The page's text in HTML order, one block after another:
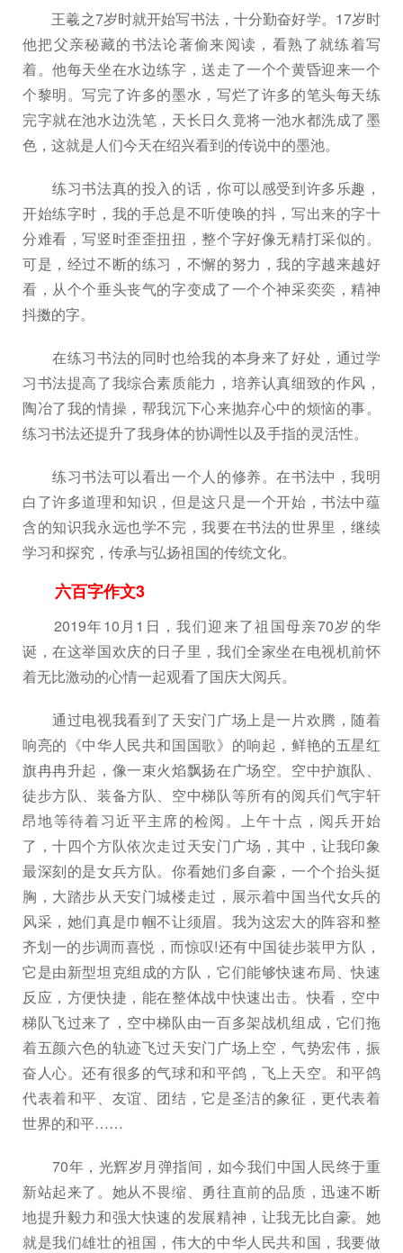
王羲之7岁时就开始写书法，十分勤奋好学。17岁时
他把父亲秘藏的书法论著偷来阅读，看熟了就练着写
着。他每天坐在水边练字，送走了一个个黄昏迎来一个
个黎明。写完了许多的墨水，写烂了许多的笔头每天练
完字就在池水边洗笔，天长日久竟将一池水都洗成了墨
色，这就是人们今天在绍兴看到的传说中的墨池。
练习书法真的投入的话，你可以感受到许多乐趣，
开始练字时，我的手总是不听使唤的抖，写出来的字十
分难看，写竖时歪歪扭扭，整个字好像无精打采似的。
可是，经过不断的练习，不懈的努力，我的字越来越好
看，从个个垂头丧气的字变成了一个个神采奕奕，精神
抖擞的字。
在练习书法的同时也给我的本身来了好处，通过学
习书法提高了我综合素质能力，培养认真细致的作风，
陶冶了我的情操，帮我沉下心来抛弃心中的烦恼的事。
练习书法还提升了我身体的协调性以及手指的灵活性。
练习书法可以看出一个人的修养。在书法中，我明
白了许多道理和知识，但是这只是一个开始，书法中蕴
含的知识我永远也学不完，我要在书法的世界里，继续
学习和探究，传承与弘扬祖国的传统文化。
六百字作文3
2019年10月1日，我们迎来了祖国母亲70岁的华
诞，在这举国欢庆的日子里，我们全家坐在电视机前怀
着无比激动的心情一起观看了国庆大阅兵。
通过电视我看到了天安门广场上是一片欢腾，随着
响亮的《中华人民共和国国歌》的响起，鲜艳的五星红
旗冉冉升起，像一束火焰飘扬在广场空。空中护旗队、
徒步方队、装备方队、空中梯队等所有的阅兵们气宇轩
昂地等待着习近平主席的检阅。上午十点，阅兵开始
了，十四个方队依次走过天安门广场，其中，让我印象
最深刻的是女兵方队。你看她们多自豪，一个个抬头挺
胸，大踏步从天安门城楼走过，展示着中国当代女兵的
风采，她们真是巾帼不让须眉。我为这宏大的阵容和整
齐划一的步调而喜悦，而惊叹!还有中国徒步装甲方队，
它是由新型坦克组成的方队，它们能够快速布局、快速
反应，方便快捷，能在整体战中快速出击。快看，空中
梯队飞过来了，空中梯队由一百多架战机组成，它们拖
着五颜六色的轨迹飞过天安门广场上空，气势宏伟，振
奋人心。还有很多的气球和和平鸽，飞上天空。和平鸽
代表着和平、友谊、团结，它是圣洁的象征，更代表着
世界的和平……
70年，光辉岁月弹指间，如今我们中国人民终于重
新站起来了。她从不畏缩、勇往直前的品质，迅速不断
地提升毅力和强大快速的发展精神，让我无比自豪。她
就是我们雄壮的祖国，伟大的中华人民共和国，我要做